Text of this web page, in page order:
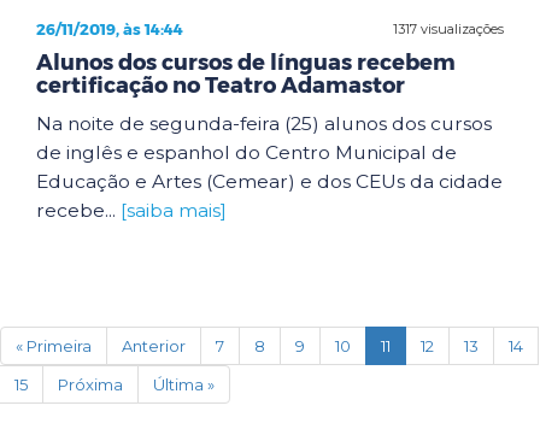
1317 visualizações
26/11/2019, às 14:44
Alunos dos cursos de línguas recebem
certificação no Teatro Adamastor
Na noite de segunda-feira (25) alunos dos cursos
de inglês e espanhol do Centro Municipal de
Educação e Artes (Cemear) e dos CEUs da cidade
recebe... [saiba mais]
« Primeira Anterior 7 8 9 10 11 (current)
12 13
14
15
Próxima Última »